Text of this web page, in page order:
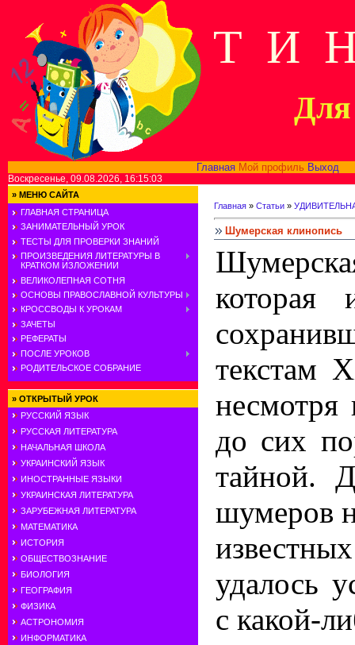
Т И
Для
Главная Мой профиль Выход
Воскресенье, 09.08.2026, 16:15:03
» МЕНЮ САЙТА
ГЛАВНАЯ СТРАНИЦА
ЗАНИМАТЕЛЬНЫЙ УРОК
ТЕСТЫ ДЛЯ ПРОВЕРКИ ЗНАНИЙ
ПРОИЗВЕДЕНИЯ ЛИТЕРАТУРЫ В
КРАТКОМ ИЗЛОЖЕНИИ
ВЕЛИКОЛЕПНАЯ СОТНЯ
ОСНОВЫ ПРАВОСЛАВНОЙ КУЛЬТУРЫ
КРОССВОДЫ К УРОКАМ
ЗАЧЕТЫ
РЕФЕРАТЫ
ПОСЛЕ УРОКОВ
РОДИТЕЛЬСКОЕ СОБРАНИЕ
» ОТКРЫТЫЙ УРОК
РУССКИЙ ЯЗЫК
РУССКАЯ ЛИТЕРАТУРА
НАЧАЛЬНАЯ ШКОЛА
УКРАИНСКИЙ ЯЗЫК
ИНОСТРАННЫЕ ЯЗЫКИ
УКРАИНСКАЯ ЛИТЕРАТУРА
ЗАРУБЕЖНАЯ ЛИТЕРАТУРА
МАТЕМАТИКА
ИСТОРИЯ
ОБЩЕСТВОЗНАНИЕ
БИОЛОГИЯ
ГЕОГРАФИЯ
ФИЗИКА
АСТРОНОМИЯ
ИНФОРМАТИКА
Главная » Статьи »
Шумерская клинопись
которая
текстам
несмотря
до сих
тайной.
шумеров
удалось
с какой-